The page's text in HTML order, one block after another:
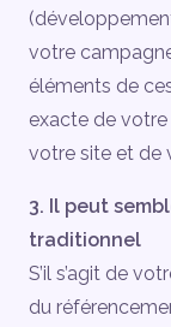
votre
éléments de
exacte de
votre site et de
3. Il peut
traditionnel
S’il s’agit de
du